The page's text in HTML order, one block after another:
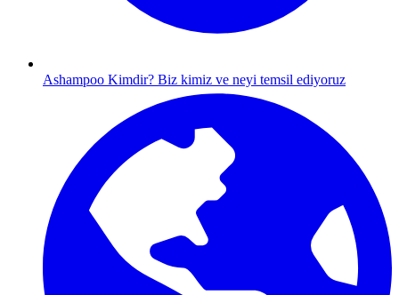
Ashampoo Kimdir? Biz kimiz ve neyi temsil ediyoruz